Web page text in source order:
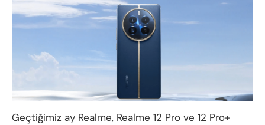
Geçtiğimiz ay Realme, Realme 12 Pro ve 12 Pro+